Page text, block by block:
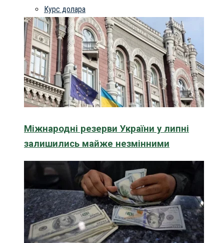
Курс долара
Міжнародні резерви України у липні
залишились майже незмінними